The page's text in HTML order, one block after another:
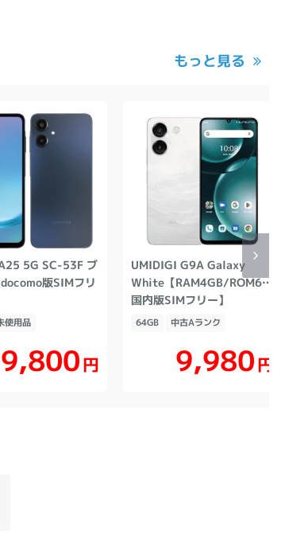
もっと見る
5G SC-53F ブ
版SIMフリ
使用品
円
UMIDIGI G9A Galaxy
White【RAM4GB/ROM64GB
国内版SIMフリー】
64GB 中古Aランク
9,980円